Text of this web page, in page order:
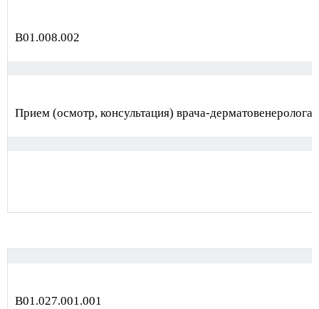
B01.008.002
Прием (осмотр, консультация) врача-дерматовенеролога
В01.027.001.001